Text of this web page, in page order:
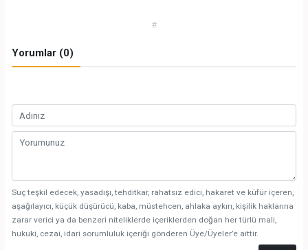
#
Yorumlar (0)
Suç teşkil edecek, yasadışı, tehditkar, rahatsız edici, hakaret ve küfür içeren,
aşağılayıcı, küçük düşürücü, kaba, müstehcen, ahlaka aykırı, kişilik haklarına
zarar verici ya da benzeri niteliklerde içeriklerden doğan her türlü mali,
hukuki, cezai, idari sorumluluk içeriği gönderen Üye/Üyeler’e aittir.